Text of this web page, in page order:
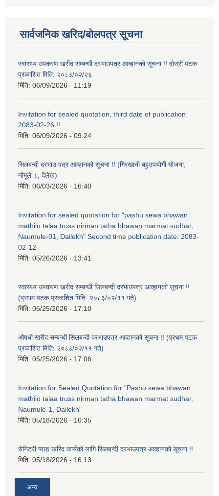
सार्वजनिक खरिद/बोलपत्र सूचना
स्वास्थ्य उपकरण खरीद सम्बन्धी दरभाउपत्र आव्हानको सूचना !! दोस्रो पटक
प्रकाशित मिति: २०८३/०२/२६
मिति: 06/09/2026 - 11:19
Invitation for sealed quotation, third date of publication
2083-02-26 !!
मिति: 06/09/2026 - 09:24
सिलबन्दी दरभाउ पत्र आव्हानको सूचना !! (गिरखानी बहुउपयोगी योजना,
नौमूले-८, दैलेख)
मिति: 06/03/2026 - 16:40
Invitation for sealed quotation for "pashu sewa bhawan
mathilo talaa truss nirman tatha bhawan marmat sudhar,
Naumule-01, Dailekh" Second time publication date: 2083-
02-12
मिति: 05/26/2026 - 13:41
स्वास्थ्य उपकरण खरीद सम्बन्धी सिलबन्दी दरभाउपत्र आव्हानको सूचना !!
(प्रथम पटक प्रकाशित मिति: २०८३/०२/११ गते)
मिति: 05/25/2026 - 17:10
औषधी खरीद सम्बन्धी सिलबन्दी दरभाउपत्र आव्हानको सूचना !! (प्रथम पटक
प्रकाशित मिति: २०८३/०२/११ गते)
मिति: 05/25/2026 - 17:06
Invitation for Sealed Quotation for "Pashu sewa bhawan
mathilo talaa truss nirman tatha bhawan marmat sudhar,
Naumule-1, Dailekh"
मिति: 05/18/2026 - 16:35
सेनिटरी प्याड खरिद कार्यको लागि सिलबन्दी दरभाउपत्र आव्हानको सूचना !!
मिति: 05/18/2026 - 16:13
अन्य